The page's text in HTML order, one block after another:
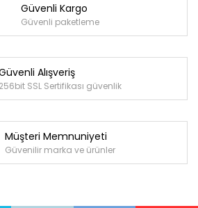
Güvenli Kargo
Güvenli paketleme
Alışveriş
256bit SSL Sertifikası güvenlik
Müşteri Memnuniyeti
Güvenilir marka ve ürünler